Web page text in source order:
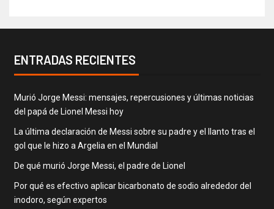
ENTRADAS RECIENTES
Murió Jorge Messi: mensajes, repercusiones y últimas noticias
del papá de Lionel Messi hoy
La última declaración de Messi sobre su padre y el llanto tras el
gol que le hizo a Argelia en el Mundial
De qué murió Jorge Messi, el padre de Lionel
Por qué es efectivo aplicar bicarbonato de sodio alrededor del
inodoro, según expertos